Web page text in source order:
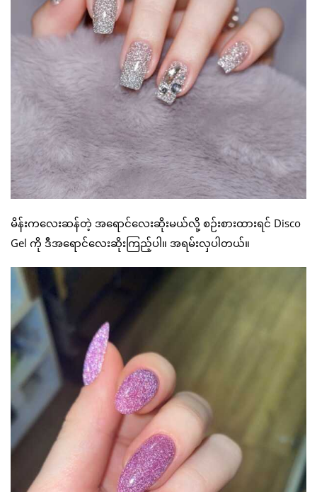
မိန်းကလေးဆန်တဲ့ အရောင်လေးဆိုးမယ်လို့ စဉ်းစားထားရင် Disco
Gel ကို ဒီအရောင်လေးဆိုးကြည့်ပါ။ အရမ်းလှပါတယ်။